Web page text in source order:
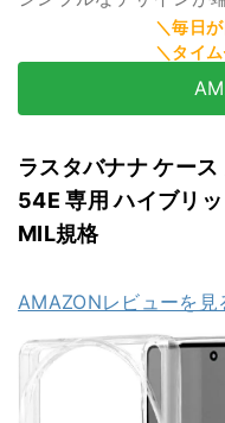
ラスタバナナ ケー
54E 専用 ハイブリ
MIL規格
AMAZONレビューを見